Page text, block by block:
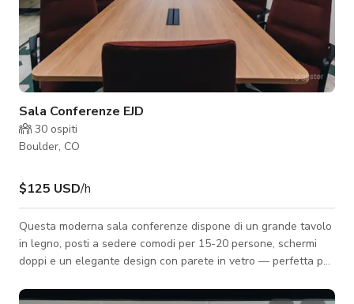
Sala Conferenze EJD
30 ospiti
Boulder, CO
$125 USD/h
Questa moderna sala conferenze dispone di un grande tavolo
in legno, posti a sedere comodi per 15-20 persone, schermi
doppi e un elegante design con parete in vetro — perfetta per
conferenze luminosa nel centro città. Goditi il nostro caffè